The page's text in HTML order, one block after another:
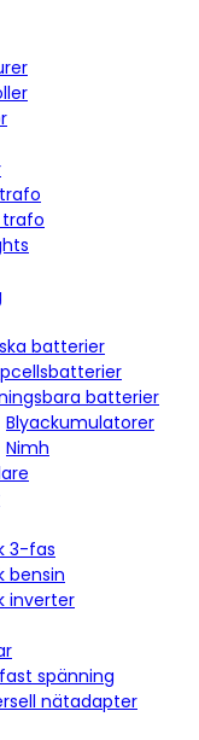
batterier
batterier
Blyackumulatorer
Nimh
3-fas
bensin
inverter
spänning
nätadapter